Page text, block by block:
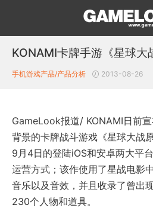
KONAMI卡牌手游《星球大
手机游戏产品/产品分析 2013-08-26
GameLook报道/ KONAMI日前
背景的卡牌战斗游戏《星球大战
9月4日的登陆iOS和安卓两大平
运营方式；该作使用了星战电影
音乐以及音效，并且收录了曾出
230个人物和道具。